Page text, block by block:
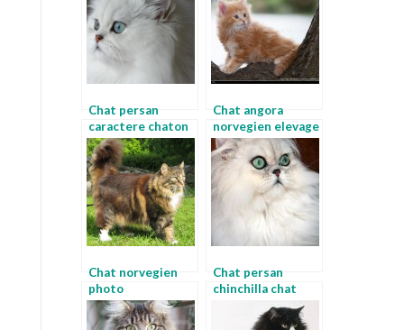
gris
Chat persan
caractere chaton
norvegien noir et
blanc
Chat angora
norvegien elevage
chat norvegien
belgique
Chat norvegien
photo
caracteristique
chat norvegien
Chat persan
chinchilla chat